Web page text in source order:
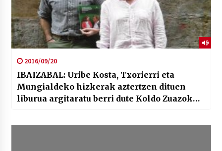
2016/09/20
IBAIZABAL: Uribe Kosta, Txorierri eta
Mungialdeko hizkerak aztertzen dituen
liburua argitaratu berri dute Koldo Zuazok